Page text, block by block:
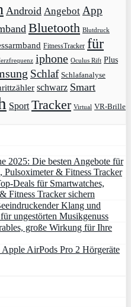
Android Angebot App
Bluetooth Blutdruck
FitnessTracker für
iphone Oculus Rift Plus
Schlaf Schlafanalyse
schwarz Smart
Sport Tracker Virtual VR-Brille
2025: Die besten Angebote für
Pulsoximeter & Fitness Tracker
Deals für Smartwatches,
Fitness Tracker sichern
Klang und
ungestörten Musikgenuss
große Wirkung für Ihre
AirPods Pro 2 Hörgeräte